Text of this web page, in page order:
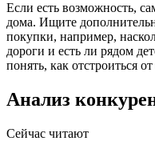
Если есть возможность,
дома. Ищите
покупки, например,
дороги и есть ли рядом
понять, как отстроиться
Анализ
Сейчас читают